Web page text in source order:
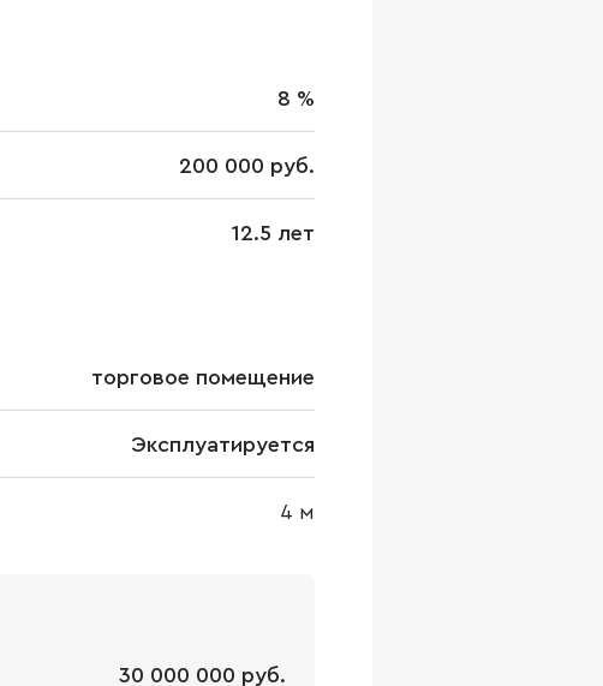
8 %
200 000 руб.
12.5 лет
торговое помещение
Эксплуатируется
4 м
30 000 000 руб.